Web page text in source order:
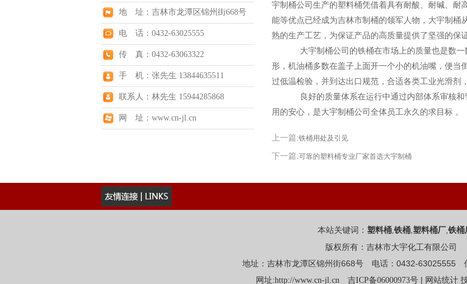
地 址：吉林市龙潭区锦州街668号
电 话：0432-63025555
传 真：0432-63063322
手 机：张先生 13844635511
联系人：林先生 15944285868
网 址：www.cn-jl.cn
宇制桶公司生产的塑料桶凭借着具有耐酸、耐碱、耐
能等优点已经成为吉林市制桶的领军人物，大宇制
熟的生产工艺，为保证产品的高质量提供了坚强的保证
大宇制桶公司的铁桶在市场上的质量也是数一数
形，机油桶多数在盖子上面开一个小的机油嘴，便
过低温检验，并到达出口规范，合适各类工业光滑剂
良好的质量体系在运行中通过内部体系审核和管
用的安心，是大宇制桶公司全体员工永久的求目标 。
上一篇:铁桶用处及引见
下一篇:可靠的塑料桶专业厂家首选大宇制桶
本站关键词： 塑料桶 铁桶 塑料桶厂 铁桶
版权所有：吉林市大宇化工有限公司
地址：吉林市龙潭区锦州街668号 电话：0432-63025555
网址:http://www.cn-jl.cn 吉ICP备06000973号 | 网站统计